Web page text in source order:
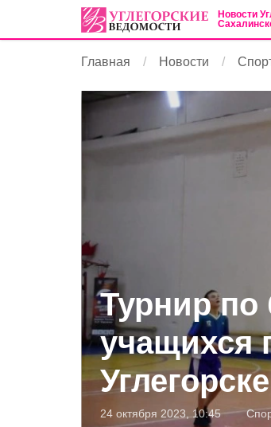
Новости
Главная Новости
Турнир по
учащихся
Углегорске
24 октября 2023, 10:45